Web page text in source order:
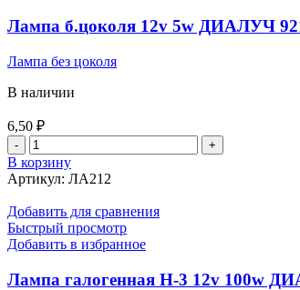
Лампа б.цоколя 12v 5w ДИАЛУЧ
Лампа без цоколя
В наличии
6,50 ₽
Количество
товара
Лампа
б.цоколя
12v
5w
ДИАЛУЧ
В корзину
Артикул: ЛА212
Добавить для сравнения
Быстрый просмотр
Добавить в избранное
Лампа галогенная Н-3 12v 100w